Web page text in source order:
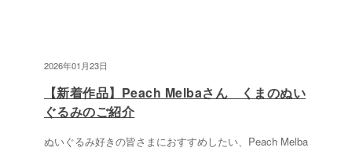
2026年01月23日
【新着作品】Peach Melbaさん くまのぬい
ぐるみのご紹介
ぬいぐるみ好きの皆さまにおすすめしたい、Peach Melba